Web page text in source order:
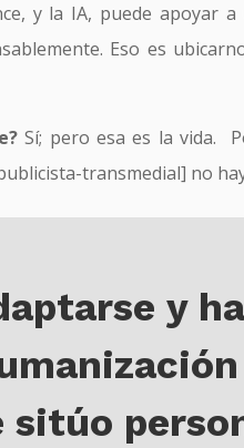
y la IA, puede apoyar
Eso es
Sí; pero esa es la vida.
transmedial] no
y